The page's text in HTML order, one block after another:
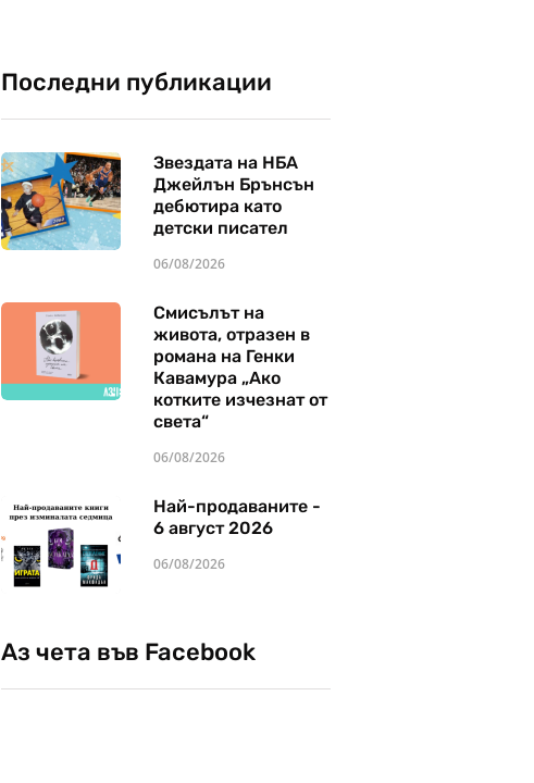
Последни публикации
Звездата на НБА
Джейлън Брънсън
дебютира като
детски писател
06/08/2026
Смисълът на
живота, отразен в
романа на Генки
Кавамура „Ако
котките изчезнат от
света“
06/08/2026
Най-продаваните -
6 август 2026
06/08/2026
Аз чета във Facebook